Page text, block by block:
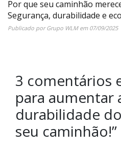
Por que seu caminhão
Segurança, durabilidade e
Publicado porGrupo WLMem 07/09/2025
3 comentários
para aumentar
durabilidade
seu caminhão!”